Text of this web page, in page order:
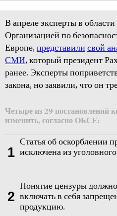
В апреле эксперты в
Организацией по
Европе,представилисвой
СМИ, который президент
ранее. Эксперты
закона, но заявили, что он
Четыре из 29 постановлений
изменить, согласно ОБСЕ:
1
Статья об оскорблении
исключена из
2
Понятие цензуры
включать в себя
продукцию.